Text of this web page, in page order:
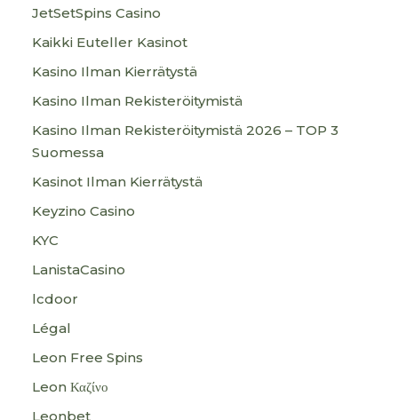
JetSetSpins Casino
Kaikki Euteller Kasinot
Kasino Ilman Kierrätystä
Kasino Ilman Rekisteröitymistä
Kasino Ilman Rekisteröitymistä 2026 – TOP 3
Suomessa
Kasinot Ilman Kierrätystä
Keyzino Casino
KYC
LanistaCasino
lcdoor
Légal
Leon Free Spins
Leon Καζίνο
Leonbet